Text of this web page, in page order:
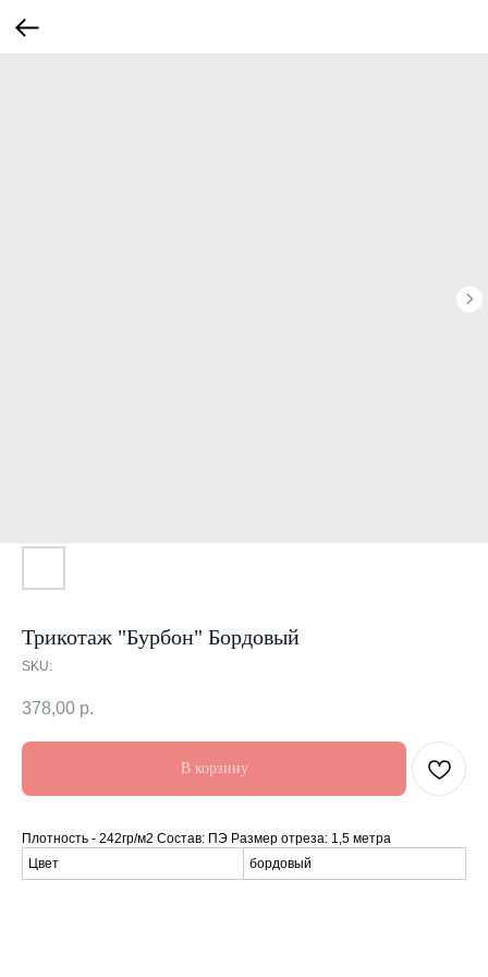
Трикотаж "Бурбон" Бордовый
SKU:
378,00 р.
В корзину
Плотность - 242гр/м2 Состав: ПЭ Размер отреза: 1,5 метра
Цвет
бордовый